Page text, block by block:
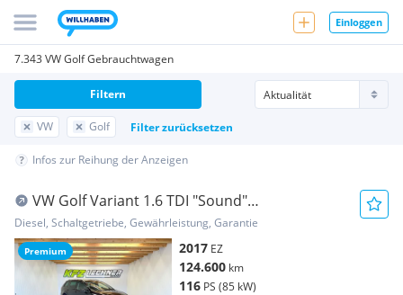
Einloggen
7.343 VW Golf Gebrauchtwagen
VW Golf Filter zurücksetzen
Filtern
Infos zur Reihung der Anzeigen
Premium
VW Golf Variant 1.6 TDI "Sound"
AHK*NAVI*SITZH
Diesel, Schaltgetriebe, Gewährleistung, Garantie
2017 EZ
124.600 km
116 PS (85 kW)